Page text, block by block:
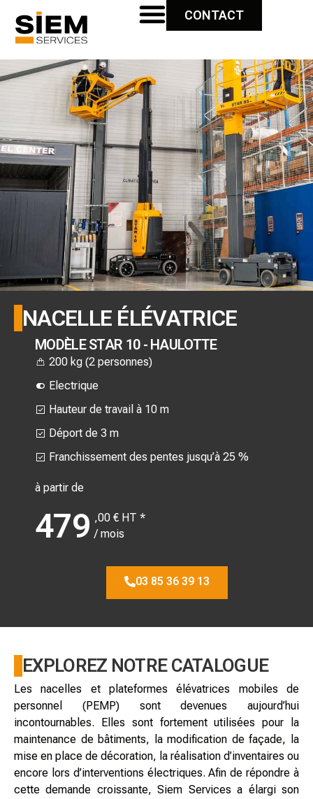
CONTACT
NACELLE ÉLÉVATRICE
MODÈLE STAR 10 - HAULOTTE
200 kg (2 personnes)
Electrique
Hauteur de travail à 10 m
Déport de 3 m
Franchissement des pentes jusqu’à 25 %
à partir de
479 ,00 € HT *
/ mois
03 85 36 39 13
EXPLOREZ NOTRE CATALOGUE
Les nacelles et plateformes élévatrices mobiles de
personnel (PEMP) sont devenues aujourd’hui
incontournables. Elles sont fortement utilisées pour la
maintenance de bâtiments, la modification de façade, la
mise en place de décoration, la réalisation d’inventaires ou
encore lors d’interventions électriques. Afin de répondre à
cette demande croissante, Siem Services a élargi son